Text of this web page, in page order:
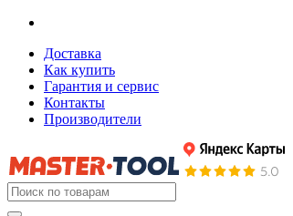
Доставка
Как купить
Гарантия и сервис
Контакты
Производители